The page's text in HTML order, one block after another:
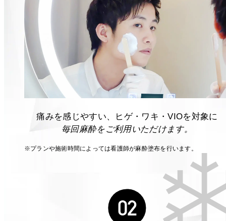
痛みを感じやすい、ヒゲ・ワキ・VIOを対象に
毎回麻酔をご利用いただけます。
※プランや施術時間によっては看護師が麻酔塗布を行います。
02